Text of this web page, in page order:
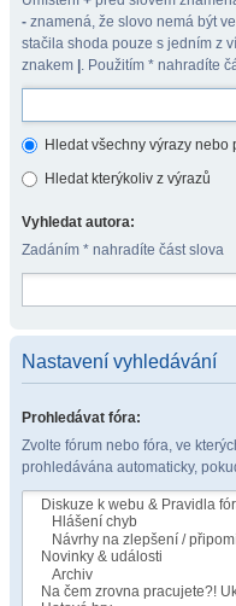
- znamená, že slovo nemá být
stačila shoda pouze s jedním z
znakem . Použitím * nahradíte
Hledat všechny výrazy
Hledat kterýkoliv z výrazů
Vyhledat autora:
Zadáním * nahradíte část slova
Nastavení vyhledávání
Prohledávat fóra:
Zvolte fórum nebo fóra, ve
prohledávána automaticky,